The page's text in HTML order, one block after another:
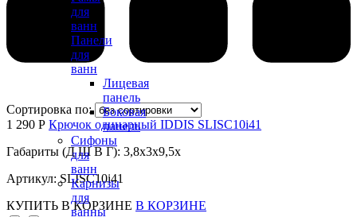
для
ванн
Панели
для
ванн
Лицевая
панель
Боковая
панель
Сифоны
для
ванн
Карнизы
для
ванны
Сортировка по:
1 290 Р Крючок одинарный IDDIS SLISC10i41
Габариты (Д Ш В Г): 3,8x3x9,5x
Артикул: SLISC10i41
КУПИТЬ В КОРЗИНЕ В КОРЗИНЕ